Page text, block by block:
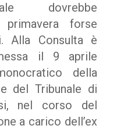
dovrebbe
forse
Alla Consulta è
il 9 aprile
della
del Tribunale di
nel corso del
a carico dell’ex